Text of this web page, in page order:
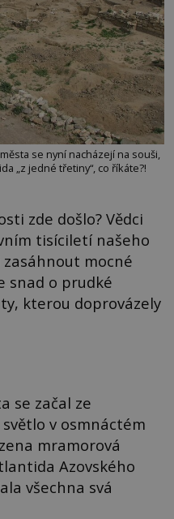
se nyní nacházejí na souši,
„z jedné třetiny“, co říkáte?!
zde došlo? Vědci
tisíciletí našeho
mocné
snad o prudké
kterou doprovázely
se začal ze
v osmnáctém
mramorová
Azovského
všechna svá